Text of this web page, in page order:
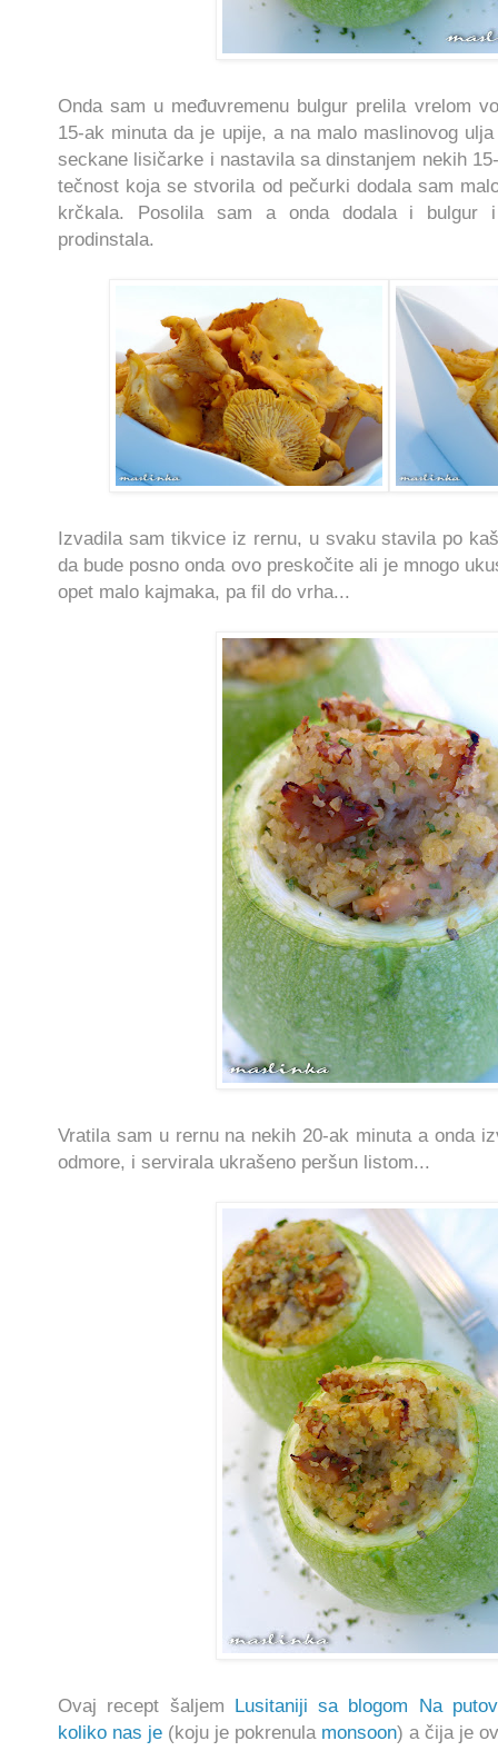
Onda sam u međuvremenu bulgur prelila vrelom
15-ak minuta da je upije, a na malo maslinovog
seckane lisičarke i nastavila sa dinstanjem nekih
tečnost koja se stvorila od pečurki dodala sam
krčkala. Posolila sam a onda dodala i bulgur
prodinstala.
Izvadila sam tikvice iz rernu, u svaku stavila po
da bude posno onda ovo preskočite ali je mnogo
opet malo kajmaka, pa fil do vrha...
Vratila sam u rernu na nekih 20-ak minuta a onda
odmore, i servirala ukrašeno peršun listom...
Ovaj recept šaljem Lusitaniji sa blogom Na
koliko nas je (koju je pokrenula monsoon) a čija je